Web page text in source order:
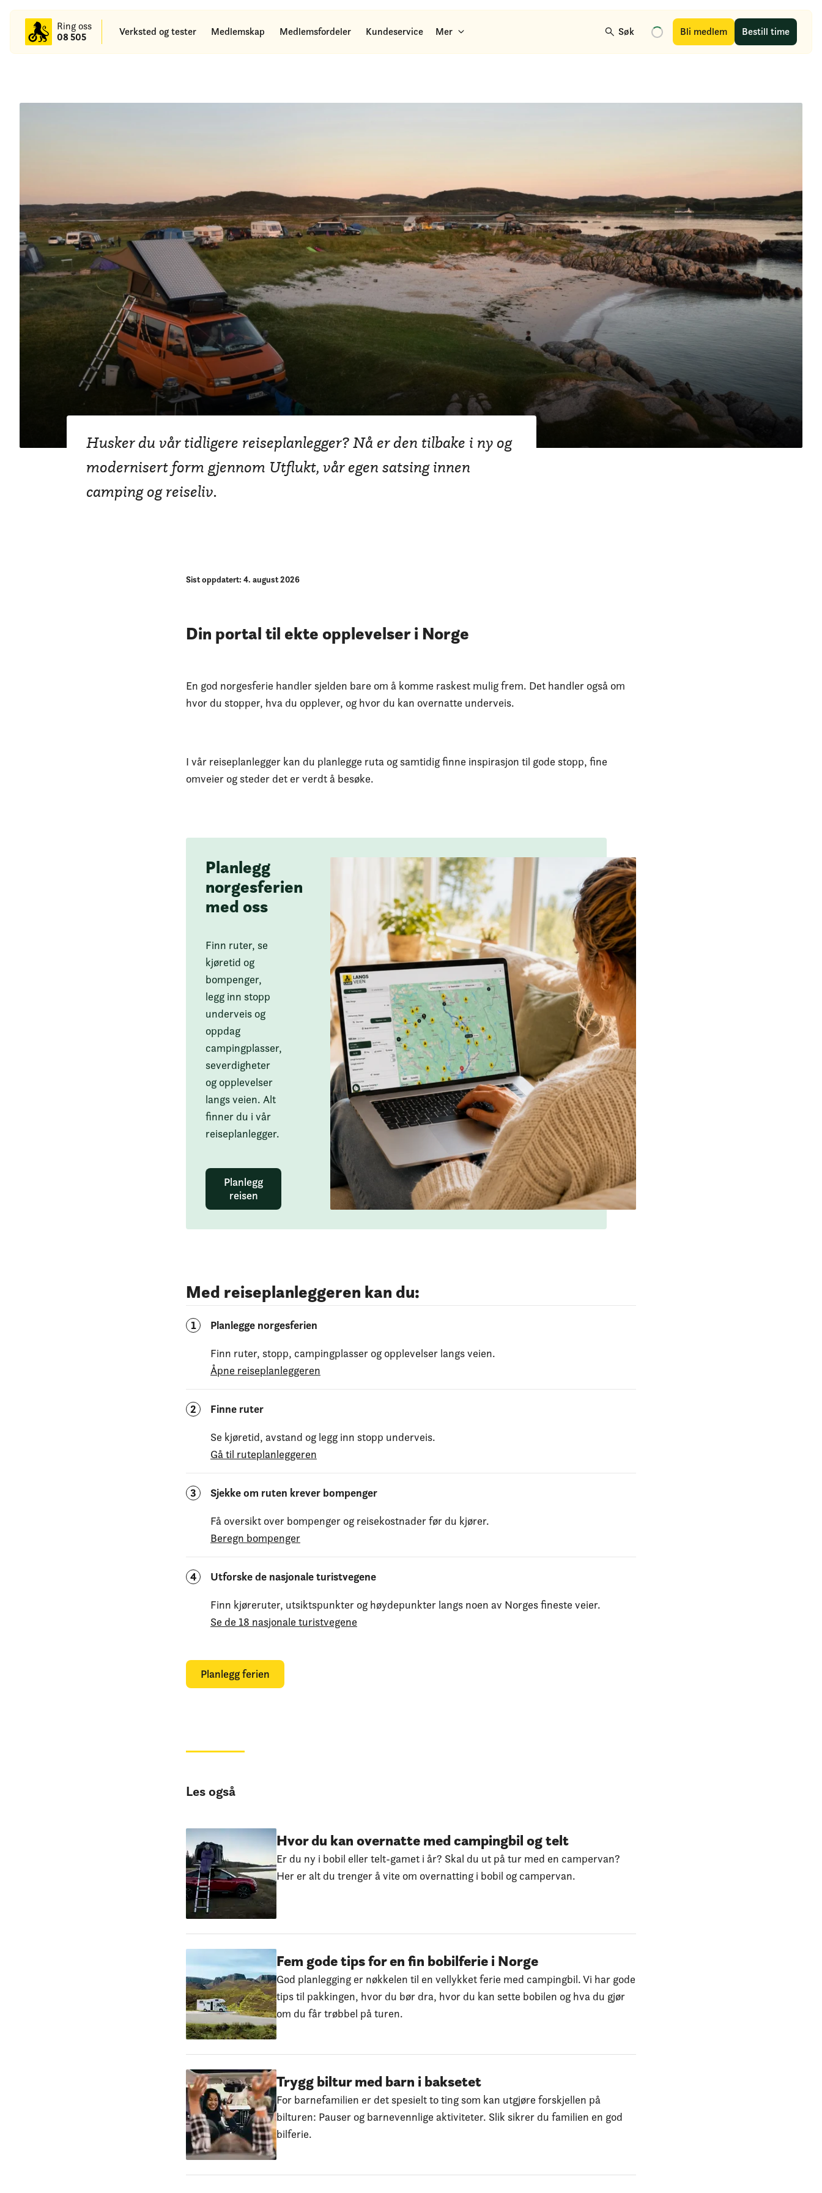
Ring oss
08 505
Verksted og tester Medlemskap Medlemsfordeler Kundeservice Mer Søk Bli medlem Bestill time
hovedinnhold
Reiseplanleggeren er tilbake i helt
ny drakt
Husker du vår tidligere reiseplanlegger? Nå er den tilbake i ny og
modernisert form gjennom Utflukt, vår egen satsing innen
camping og reiseliv.
Sist oppdatert: 4. august 2026
Din portal til ekte opplevelser i Norge
En god norgesferie handler sjelden bare om å komme raskest mulig frem. Det handler også om
hvor du stopper, hva du opplever, og hvor du kan overnatte underveis.
I vår reiseplanlegger kan du planlegge ruta og samtidig finne inspirasjon til gode stopp, fine
omveier og steder det er verdt å besøke.
Planlegg
norgesferien
med oss
Finn ruter, se
kjøretid og
bompenger,
legg inn stopp
underveis og
oppdag
campingplasser,
severdigheter
og opplevelser
langs veien. Alt
finner du i vår
reiseplanlegger.
Planlegg
reisen
Med reiseplanleggeren kan du:
1
Planlegge norgesferien
Finn ruter, stopp, campingplasser og opplevelser langs veien.
Åpne reiseplanleggeren
2
Finne ruter
Se kjøretid, avstand og legg inn stopp underveis.
Gå til ruteplanleggeren
3
Sjekke om ruten krever bompenger
Få oversikt over bompenger og reisekostnader før du kjører.
Beregn bompenger
4
Utforske de nasjonale turistvegene
Finn kjøreruter, utsiktspunkter og høydepunkter langs noen av Norges fineste veier.
Se de 18 nasjonale turistvegene
Planlegg ferien
Les også
Hvor du kan overnatte med campingbil og telt
Er du ny i bobil eller telt-gamet i år? Skal du ut på tur med en campervan?
Her er alt du trenger å vite om overnatting i bobil og campervan.
Fem gode tips for en fin bobilferie i Norge
God planlegging er nøkkelen til en vellykket ferie med campingbil. Vi har gode
tips til pakkingen, hvor du bør dra, hvor du kan sette bobilen og hva du gjør
om du får trøbbel på turen.
Trygg biltur med barn i baksetet
For barnefamilien er det spesielt to ting som kan utgjøre forskjellen på
bilturen: Pauser og barnevennlige aktiviteter. Slik sikrer du familien en god
bilferie.